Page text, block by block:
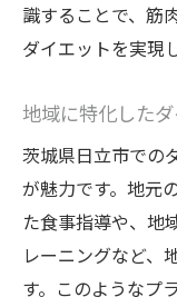
識することで、筋
ダイエットを実現
地域に特化した
茨城県日立市での
が魅力です。地元
た食事指導や、地
レーニングなど、
す。このようなプ